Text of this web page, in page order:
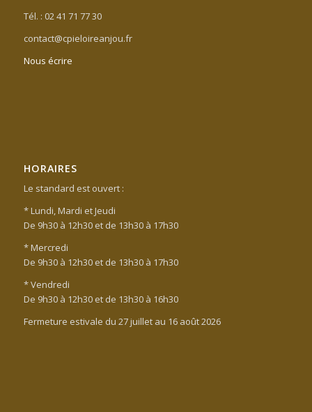
Tél. : 02 41 71 77 30
contact@cpieloireanjou.fr
Nous écrire
HORAIRES
Le standard est ouvert :
* Lundi, Mardi et Jeudi
De 9h30 à 12h30 et de 13h30 à 17h30
* Mercredi
De 9h30 à 12h30 et de 13h30 à 17h30
* Vendredi
De 9h30 à 12h30 et de 13h30 à 16h30
Fermeture estivale du 27 juillet au 16 août 2026